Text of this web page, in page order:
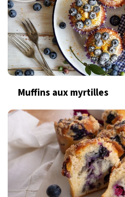
Muffins aux myrtilles